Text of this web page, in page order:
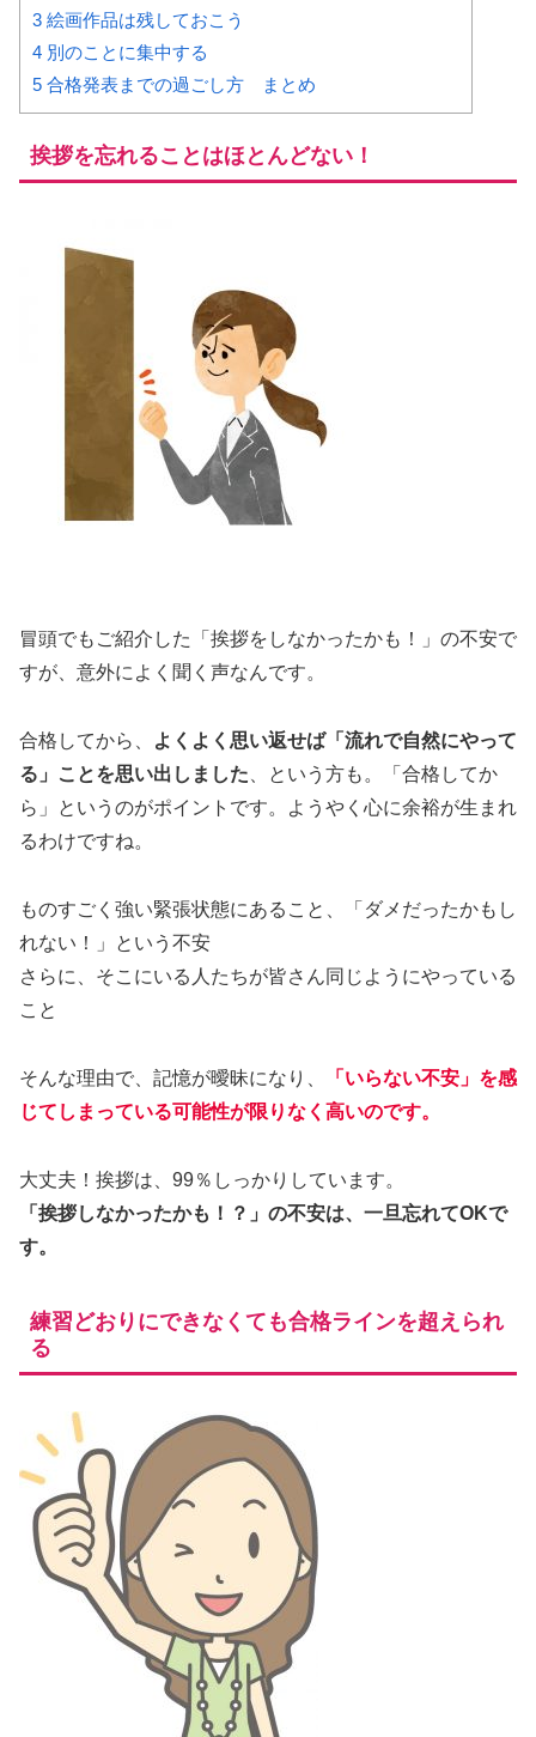
3 絵画作品は残しておこう
4 別のことに集中する
5 合格発表までの過ごし方 まとめ
挨拶を忘れることはほとんどない！
冒頭でもご紹介した「挨拶をしなかったかも！」の不安で
すが、意外によく聞く声なんです。
合格してから、
よくよく思い返せば「流れで自然にやって
る」ことを思い出しました 、という方も。「合格してか
ら」というのがポイントです。ようやく心に余裕が生まれ
るわけですね。
ものすごく強い緊張状態にあること、「ダメだったかもし
れない！」という不安
さらに、そこにいる人たちが皆さん同じようにやっている
こと
そんな理由で、記憶が曖昧になり、
「いらない不安」を感
じてしまっている可能性が限りなく高いのです。
大丈夫！挨拶は、99％しっかりしています。
「挨拶しなかったかも！？」の不安は、一旦忘れてOKで
す。
練習どおりにできなくても合格ラインを超えられ
る